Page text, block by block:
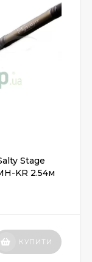
Stage
KR 2.54м
КУПИТИ